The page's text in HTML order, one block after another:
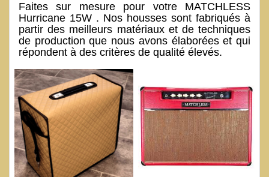
Faites sur mesure pour votre MATCHLESS
Hurricane 15W . Nos housses sont fabriqués à
partir des meilleurs matériaux et de techniques
de production que nous avons élaborées et qui
répondent à des critères de qualité élevés.